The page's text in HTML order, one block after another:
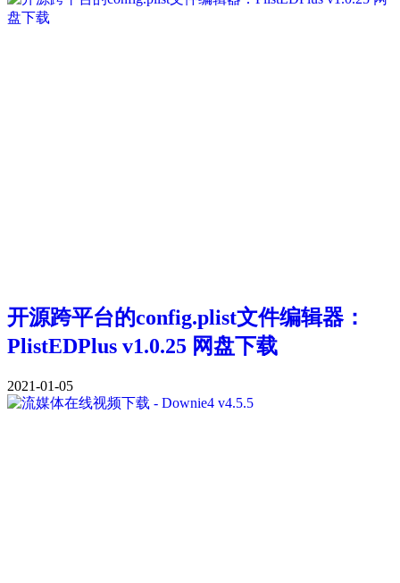
开源跨平台的config.plist文件编辑器：
PlistEDPlus v1.0.25 网盘下载
2021-01-05